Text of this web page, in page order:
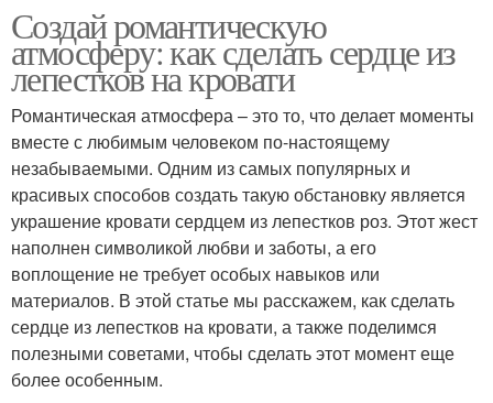
Создай романтическую
атмосферу: как сделать сердце из
лепестков на кровати
Романтическая атмосфера – это то, что делает моменты
вместе с любимым человеком по-настоящему
незабываемыми. Одним из самых популярных и
красивых способов создать такую обстановку является
украшение кровати сердцем из лепестков роз. Этот жест
наполнен символикой любви и заботы, а его
воплощение не требует особых навыков или
материалов. В этой статье мы расскажем, как сделать
сердце из лепестков на кровати, а также поделимся
полезными советами, чтобы сделать этот момент еще
более особенным.